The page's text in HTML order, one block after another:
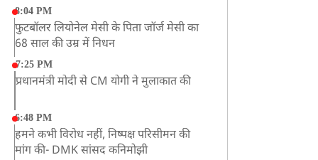
8:04 PM
फुटबॉलर लियोनेल मेसी के पिता जॉर्ज मेसी का
68 साल की उम्र में निधन
7:25 PM
प्रधानमंत्री मोदी से CM योगी ने मुलाकात की
6:48 PM
हमने कभी विरोध नहीं, निष्पक्ष परिसीमन की
मांग की- DMK सांसद कनिमोझी